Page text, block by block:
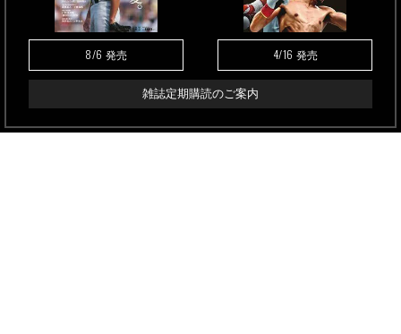
8/6 発売 4/16 発売
雑誌定期購読のご案内